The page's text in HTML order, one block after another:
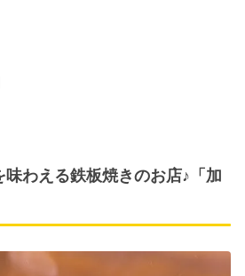
わえる鉄板焼きのお店♪「加